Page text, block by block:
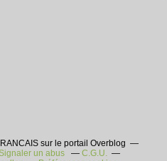
sur le portail Overblog
un abus
C.G.U.